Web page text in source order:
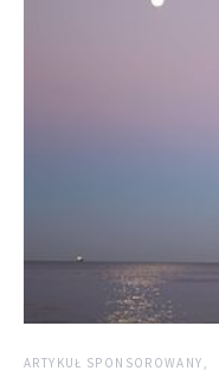
ARTYKUŁ SPONSOROWANY